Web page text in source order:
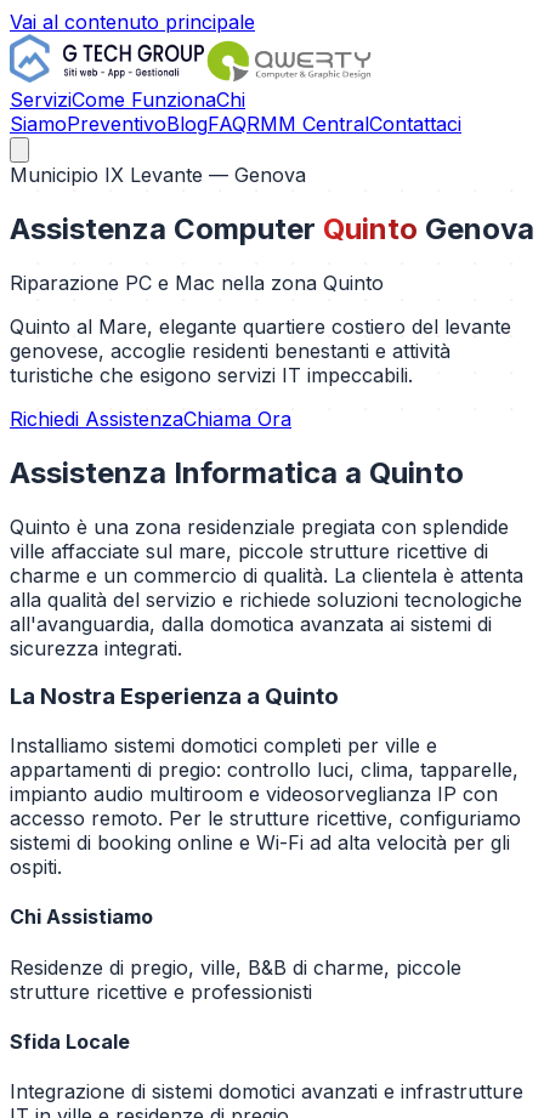
Vai al contenuto principale
ServiziCome FunzionaChi
SiamoPreventivoBlogFAQRMM CentralContattaci
Municipio IX Levante — Genova
Assistenza Computer Quinto Genova
Riparazione PC e Mac nella zona Quinto
Quinto al Mare, elegante quartiere costiero del levante
genovese, accoglie residenti benestanti e attività
turistiche che esigono servizi IT impeccabili.
Richiedi AssistenzaChiama Ora
Assistenza Informatica a Quinto
Quinto è una zona residenziale pregiata con splendide
ville affacciate sul mare, piccole strutture ricettive di
charme e un commercio di qualità. La clientela è attenta
alla qualità del servizio e richiede soluzioni tecnologiche
all'avanguardia, dalla domotica avanzata ai sistemi di
sicurezza integrati.
La Nostra Esperienza a Quinto
Installiamo sistemi domotici completi per ville e
appartamenti di pregio: controllo luci, clima, tapparelle,
impianto audio multiroom e videosorveglianza IP con
accesso remoto. Per le strutture ricettive, configuriamo
sistemi di booking online e Wi-Fi ad alta velocità per gli
ospiti.
Chi Assistiamo
Residenze di pregio, ville, B&B di charme, piccole
strutture ricettive e professionisti
Sfida Locale
Integrazione di sistemi domotici avanzati e infrastrutture